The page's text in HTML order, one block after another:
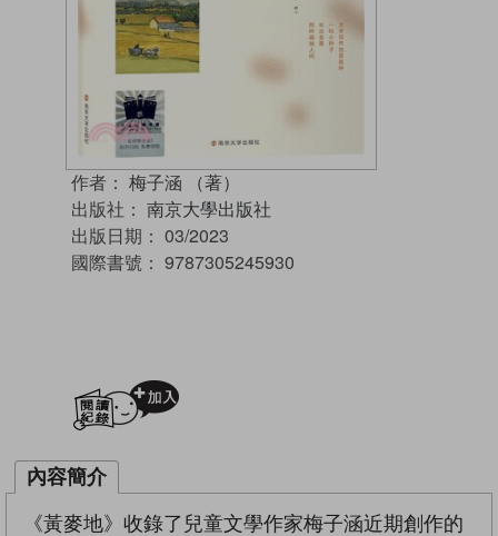
作者： 梅子涵 （著）
出版社： 南京大學出版社
出版日期： 03/2023
國際書號： 9787305245930
內容簡介
《黃麥地》收錄了兒童文學作家梅子涵近期創作的